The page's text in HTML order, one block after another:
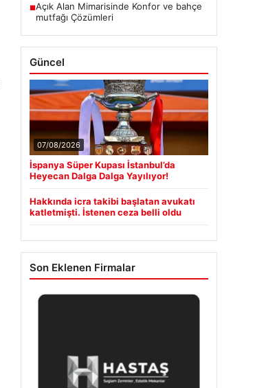
■Açık Alan Mimarisinde Konfor ve bahçe
mutfağı Çözümleri
Güncel
07/08/2026
İspanya Süper Kupası İstanbul’da
Heyecan Dalga Dalga Yayılıyor!
Hakkında icra takibi başlatan avukatı
katletmişti. İstenen ceza belli oldu
Son Eklenen Firmalar